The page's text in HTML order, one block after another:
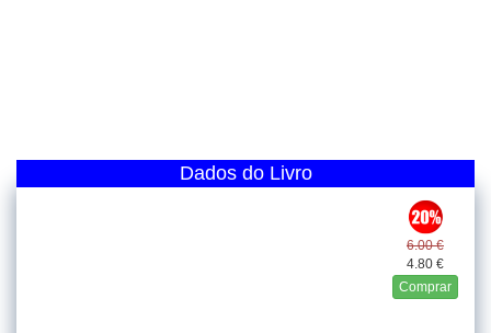
Dados do Livro
6.00 €
4.80 €
Comprar